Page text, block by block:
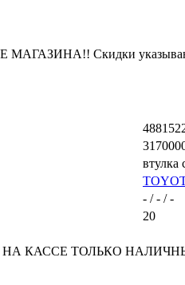
Скидки указываются
втулка
- / - / -
20
ТОЛЬКО НАЛИЧНЫМИ!